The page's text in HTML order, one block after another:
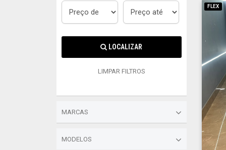
LOCALIZAR
LIMPAR FILTROS
MARCAS
MODELOS
FLEX